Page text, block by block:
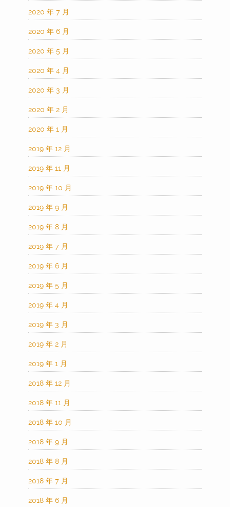
2020 年 7 月
2020 年 6 月
2020 年 5 月
2020 年 4 月
2020 年 3 月
2020 年 2 月
2020 年 1 月
2019 年 12 月
2019 年 11 月
2019 年 10 月
2019 年 9 月
2019 年 8 月
2019 年 7 月
2019 年 6 月
2019 年 5 月
2019 年 4 月
2019 年 3 月
2019 年 2 月
2019 年 1 月
2018 年 12 月
2018 年 11 月
2018 年 10 月
2018 年 9 月
2018 年 8 月
2018 年 7 月
2018 年 6 月